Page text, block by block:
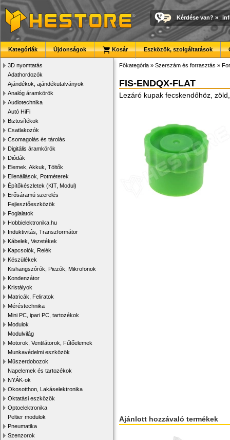
Kérdése van? »
Kategóriák Újdonságok Kosár Eszközök, szolgáltatások
3D nyomtatás
Adathordozók
Ajándékok, ajándékutalványok
Analóg áramkörök
Audiotechnika
Autó HiFi
Biztosítékok
Csatlakozók
Csomagolás és tárolás
Digitális áramkörök
Diódák
Elemek, Akkuk, Töltők
Ellenállások, Potméterek
Építőkészletek (KIT, Modul)
Erősáramú szerelés
Fejlesztőeszközök
Foglalatok
Hobbielektronika.hu
Induktivitás, Transzformátor
Kábelek, Vezetékek
Kapcsolók, Relék
Készülékek
Kishangszórók, Piezók, Mikrofonok
Kondenzátor
Kristályok
Matricák, Feliratok
Méréstechnika
Mini PC, ipari PC, tartozékok
Modulok
Modulvilág
Motorok, Ventilátorok, Fűtőelemek
Munkavédelmi eszközök
Műszerdobozok
Napelemek és tartozékok
NYÁK-ok
Okosotthon, Lakáselektronika
Oktatási eszközök
Optoelektronika
Peltier modulok
Pneumatika
Szenzorok
Főkategória » Szerszám és forrasztás »
FIS-ENDQX-FLAT
Lezáró kupak fecskendőhöz,
Ajánlott hozzávaló termékek